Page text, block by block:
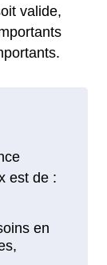
valide,
est de :